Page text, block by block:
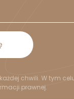
chwili. W tym
prawnej.